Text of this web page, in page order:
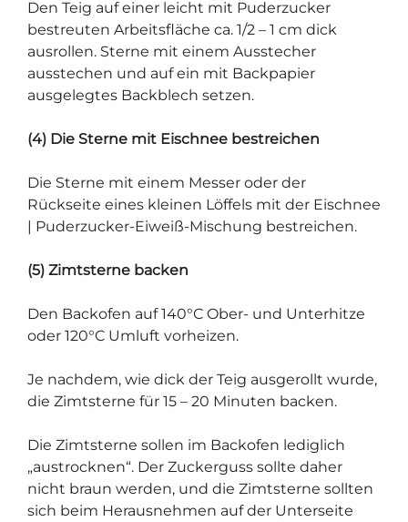
Den Teig auf einer leicht mit Puderzucker
bestreuten Arbeitsfläche ca. 1/2 – 1 cm dick
ausrollen. Sterne mit einem Ausstecher
ausstechen und auf ein mit Backpapier
ausgelegtes Backblech setzen.
(4) Die Sterne mit Eischnee bestreichen
Die Sterne mit einem Messer oder der
Rückseite eines kleinen Löffels mit der Eischnee
| Puderzucker-Eiweiß-Mischung bestreichen.
(5) Zimtsterne backen
Den Backofen auf 140°C Ober- und Unterhitze
oder 120°C Umluft vorheizen.
Je nachdem, wie dick der Teig ausgerollt wurde,
die Zimtsterne für 15 – 20 Minuten backen.
Die Zimtsterne sollen im Backofen lediglich
„austrocknen“. Der Zuckerguss sollte daher
nicht braun werden, und die Zimtsterne sollten
sich beim Herausnehmen auf der Unterseite